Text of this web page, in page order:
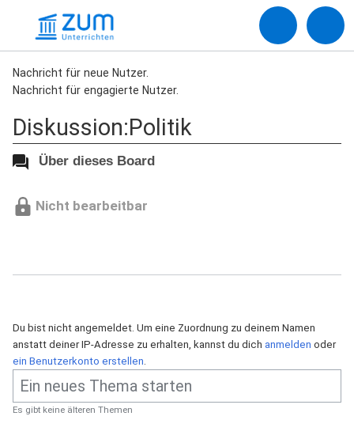
Nachricht für neue Nutzer.
Nachricht für engagierte Nutzer.
Diskussion:Politik
Über dieses Board
Nicht bearbeitbar
Du bist nicht angemeldet. Um eine Zuordnung zu deinem Namen
anstatt deiner IP-Adresse zu erhalten, kannst du dich anmelden oder
ein Benutzerkonto erstellen.
Es gibt keine älteren Themen